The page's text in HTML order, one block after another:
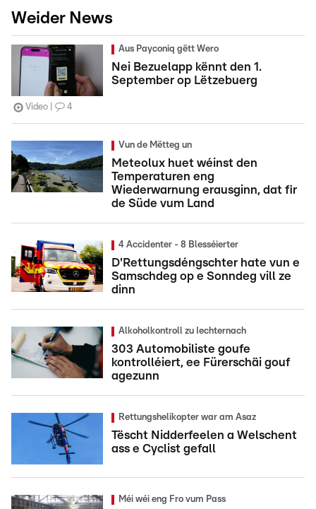
Weider News
Aus Payconiq gëtt Wero
Nei Bezuelapp kënnt den 1.
September op Lëtzebuerg
Video 4
Vun de Mëtteg un
Meteolux huet wéinst den
Temperaturen eng
Wiederwarnung erausginn, dat fir
de Süde vum Land
4 Accidenter - 8 Blesséierter
D'Rettungsdéngschter hate vun e
Samschdeg op e Sonndeg vill ze
dinn
Alkoholkontroll zu Iechternach
303 Automobiliste goufe
kontrolléiert, ee Fürerschäi gouf
agezunn
Rettungshelikopter war am Asaz
Tëscht Nidderfeelen a Welschent
ass e Cyclist gefall
Méi wéi eng Fro vum Pass